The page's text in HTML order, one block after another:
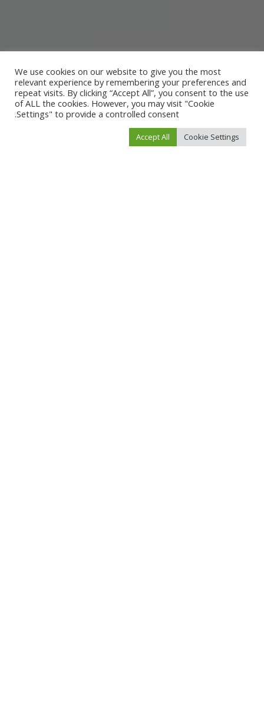
We use cookies on our website to give you the most
relevant experience by remembering your preferences and
repeat visits. By clicking “Accept All”, you consent to the use
of ALL the cookies. However, you may visit "Cookie
Settings" to provide a controlled consent.
Cookie Settings
Accept All